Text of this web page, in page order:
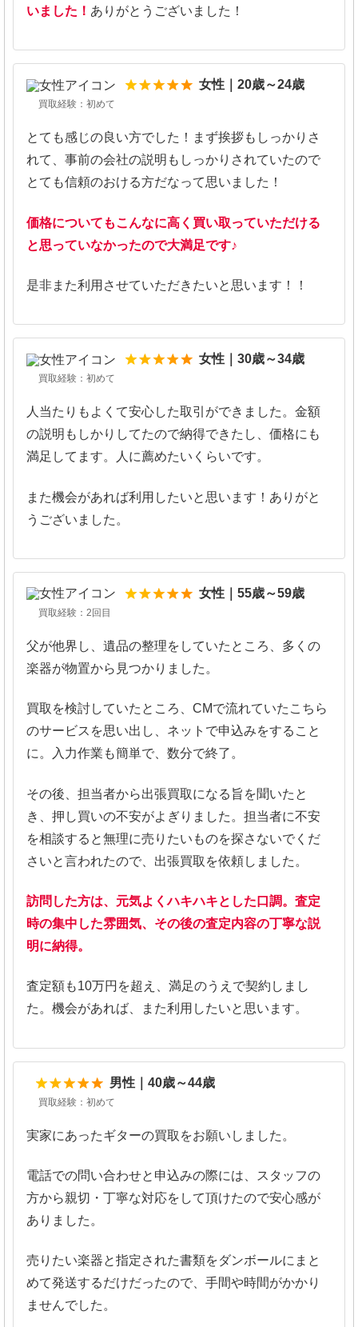
いました！ ありがとうございました！
5女性｜20歳～24歳
買取経験：初めて
とても感じの良い方でした！まず挨拶もしっかりさ
れて、事前の会社の説明もしっかりされていたので
とても信頼のおける方だなって思いました！
価格についてもこんなに高く買い取っていただける
と思っていなかったので大満足です♪
是非また利用させていただきたいと思います！！
5女性｜30歳～34歳
買取経験：初めて
人当たりもよくて安心した取引ができました。金額
の説明もしかりしてたので納得できたし、価格にも
満足してます。人に薦めたいくらいです。
また機会があれば利用したいと思います！ありがと
うございました。
5女性｜55歳～59歳
買取経験：2回目
父が他界し、遺品の整理をしていたところ、多くの
楽器が物置から見つかりました。
買取を検討していたところ、CMで流れていたこちら
のサービスを思い出し、ネットで申込みをすること
に。入力作業も簡単で、数分で終了。
その後、担当者から出張買取になる旨を聞いたと
き、押し買いの不安がよぎりました。担当者に不安
を相談すると無理に売りたいものを探さないでくだ
さいと言われたので、出張買取を依頼しました。
訪問した方は、元気よくハキハキとした口調。査定
時の集中した雰囲気、その後の査定内容の丁寧な説
明に納得。
査定額も10万円を超え、満足のうえで契約しまし
た。機会があれば、また利用したいと思います。
男性｜40歳～44歳
買取経験：初めて
実家にあったギターの買取をお願いしました。
電話での問い合わせと申込みの際には、スタッフの
方から親切・丁寧な対応をして頂けたので安心感が
ありました。
売りたい楽器と指定された書類をダンボールにまと
めて発送するだけだったので、手間や時間がかかり
ませんでした。